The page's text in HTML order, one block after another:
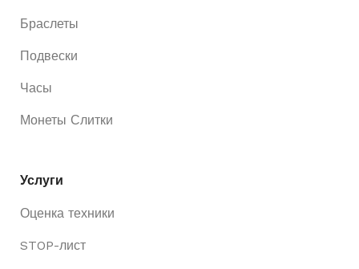
Браслеты
Подвески
Часы
Монеты Слитки
Услуги
Оценка техники
STOP-лист